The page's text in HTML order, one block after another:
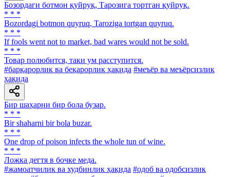
Бозордаги ботмон қуйруқ, Тарозига тортган қуйруқ.
* * *
Bozordagi botmon quyruq, Taroziga tortgan quyruq.
* * *
If fools went not to market, bad wares would not be sold.
* * *
Товар полюбится, таки ум расступится.
#барқарорлик ва беқарорлик ҳақида #меъёр ва меъёрсизлик
ҳақида
Бир шаҳарни бир бола бузар.
* * *
Bir shaharni bir bola buzar.
* * *
One drop of poison infects the whole tun of wine.
* * *
Ложка дегтя в бочке меда.
#жамоатчилик ва худбинлик ҳақида #одоб ва одобсизлик